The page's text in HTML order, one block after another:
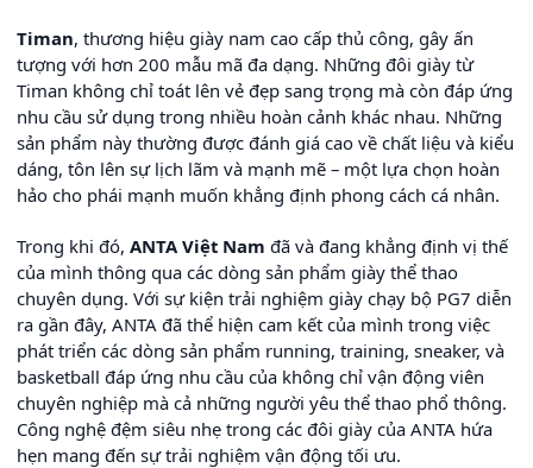
Timan, thương hiệu giày nam cao cấp thủ công, gây ấn
tượng với hơn 200 mẫu mã đa dạng. Những đôi giày từ
Timan không chỉ toát lên vẻ đẹp sang trọng mà còn đáp ứng
nhu cầu sử dụng trong nhiều hoàn cảnh khác nhau. Những
sản phẩm này thường được đánh giá cao về chất liệu và kiểu
dáng, tôn lên sự lịch lãm và mạnh mẽ – một lựa chọn hoàn
hảo cho phái mạnh muốn khẳng định phong cách cá nhân.
Trong khi đó, ANTA Việt Nam đã và đang khẳng định vị thế
của mình thông qua các dòng sản phẩm giày thể thao
chuyên dụng. Với sự kiện trải nghiệm giày chạy bộ PG7 diễn
ra gần đây, ANTA đã thể hiện cam kết của mình trong việc
phát triển các dòng sản phẩm running, training, sneaker, và
basketball đáp ứng nhu cầu của không chỉ vận động viên
chuyên nghiệp mà cả những người yêu thể thao phổ thông.
Công nghệ đệm siêu nhẹ trong các đôi giày của ANTA hứa
hẹn mang đến sự trải nghiệm vận động tối ưu.